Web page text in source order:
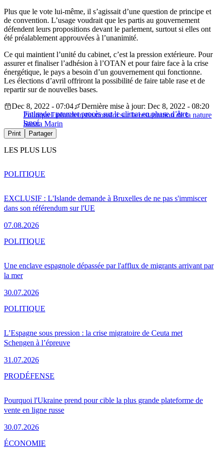
Plus que le vote lui-même, il s’agissait d’une question de principe et
de convention. L’usage voudrait que les partis au gouvernement
défendent leurs propositions devant le parlement, surtout si elles ont
été préalablement approuvées à l’unanimité.
Ce qui maintient l’unité du cabinet, c’est la pression extérieure. Pour
assurer et finaliser l’adhésion à l’OTAN et pour faire face à la crise
énergétique, le pays a besoin d’un gouvernement qui fonctionne.
Les élections d’avril offriront la possibilité de faire table rase et de
repartir sur de nouvelles bases.
Finlande : premier procès sur le climat en phase d’être
lancé
Dec 8, 2022 - 07:04
Dernière mise à jour: Dec 8, 2022 - 08:20
PolitiqueFinlandeinstitutionsloi sur la restauration de la nature
Sanna Marin
Print Partager
LES PLUS LUS
EXCLUSIF : L'Islande demande à Bruxelles de ne pas s'immiscer
dans son référendum sur l'UE
07.08.2026
POLITIQUE
Une enclave espagnole dépassée par l'afflux de migrants arrivant par
la mer
30.07.2026
POLITIQUE
L’Espagne sous pression : la crise migratoire de Ceuta met
Schengen à l’épreuve
31.07.2026
POLITIQUE
Pourquoi l'Ukraine prend pour cible la plus grande plateforme de
vente en ligne russe
30.07.2026
PRODÉFENSE
ÉCONOMIE